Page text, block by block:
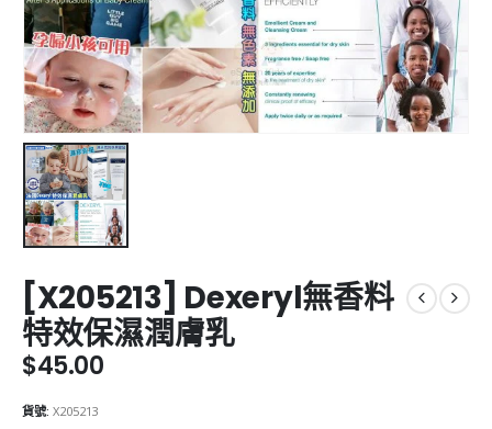
[X205213] Dexeryl無香料
特效保濕潤膚乳
$45.00
貨號: X205213